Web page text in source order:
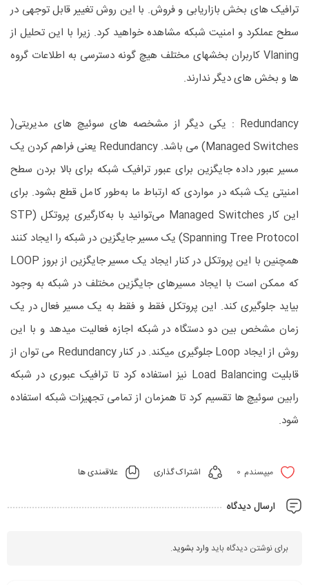
ترافیک های بخش بازاریابی و فروش. با این روش تغییر قابل توجهی در
سطح عملکرد و امنیت شبکه مشاهده خواهید کرد. زیرا با این تحلیل از
Vlaning کاربران بخشهای مختلف هیچ گونه دسترسی به اطلاعات گروه
ها و بخش های دیگر ندارند.
Redundancy : یکی دیگر از مشخصه های سوئیچ های مدیریتی(
Managed Switches) می باشد. Redundancy یعنی فراهم کردن یک
مسیر عبور داده جایگزین برای عبور ترافیک شبکه برای بالا بردن سطح
امنیتی یک شبکه در مواردی که ارتباط ما به‌طور کامل قطع بشود. برای
این کار Managed Switches می‌توانید با به‌کارگیری پروتکل (STP
(Spanning Tree Protocol یک مسیر جایگزین در شبکه را ایجاد کنند
همچنین با این پروتکل در کنار ایجاد یک مسیر جایگزین از بروز LOOP
که ممکن است با ایجاد مسیرهای جایگزین مختلف در شبکه به وجود
بیاید جلوگیری کند. این پروتکل فقط و فقط به یک مسیر فعال در یک
زمان مشخص بین دو دستگاه در شبکه اجازه فعالیت میدهد و با این
روش از ایجاد Loop جلوگیری میکند. در کنار Redundancy می توان از
قابلیت Load Balancing نیز استفاده کرد تا ترافیک عبوری در شبکه
رابین سوئیچ ها تقسیم کرد تا همزمان از تمامی تجهیزات شبکه استفاده
شود.
میپسندم 0 اشتراک گذاری علاقمندی ها
ارسال دیدگاه
برای نوشتن دیدگاه باید وارد بشوید.